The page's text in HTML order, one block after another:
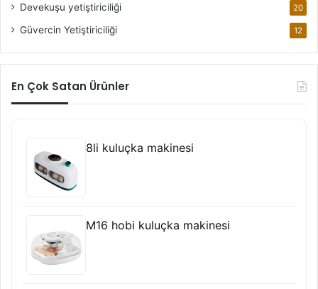
Devekuşu yetiştiriciliği 20
Güvercin Yetiştiriciliği 12
En Çok Satan Ürünler
8li kuluçka makinesi
M16 hobi kuluçka makinesi